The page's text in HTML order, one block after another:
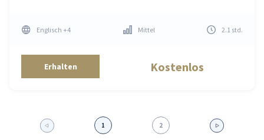
Englisch +4 Mittel 2.1 std.
Erhalten Kostenlos
1 2